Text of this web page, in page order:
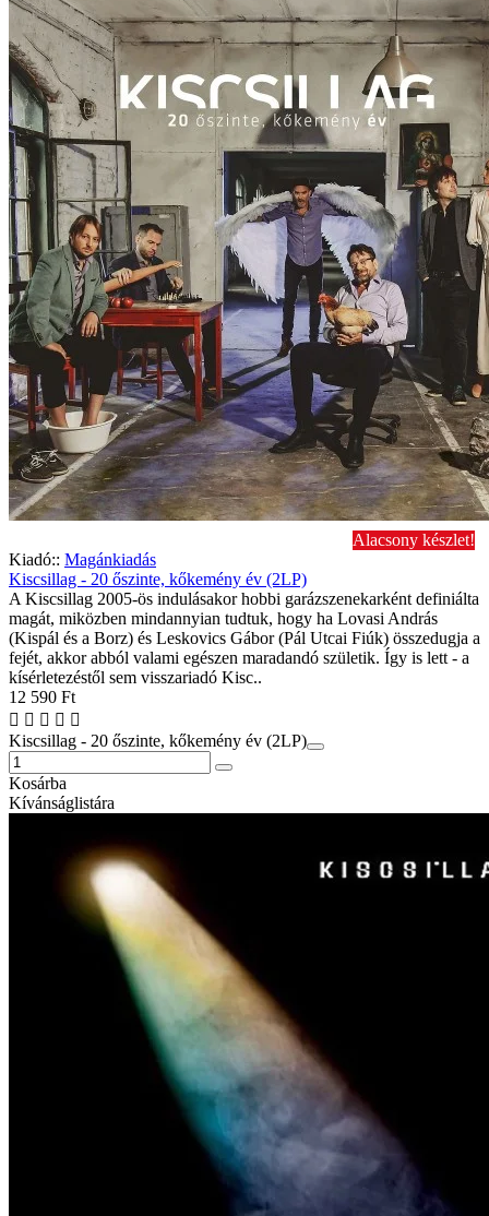
Alacsony készlet!
Kiadó:: Magánkiadás
Kiscsillag - 20 őszinte, kőkemény év (2LP)
A Kiscsillag 2005-ös indulásakor hobbi garázszenekarként definiálta
magát, miközben mindannyian tudtuk, hogy ha Lovasi András
(Kispál és a Borz) és Leskovics Gábor (Pál Utcai Fiúk) összedugja a
fejét, akkor abból valami egészen maradandó születik. Így is lett - a
kísérletezéstől sem visszariadó Kisc..
12 590 Ft
Kiscsillag - 20 őszinte, kőkemény év (2LP)
Kosárba
Kívánságlistára